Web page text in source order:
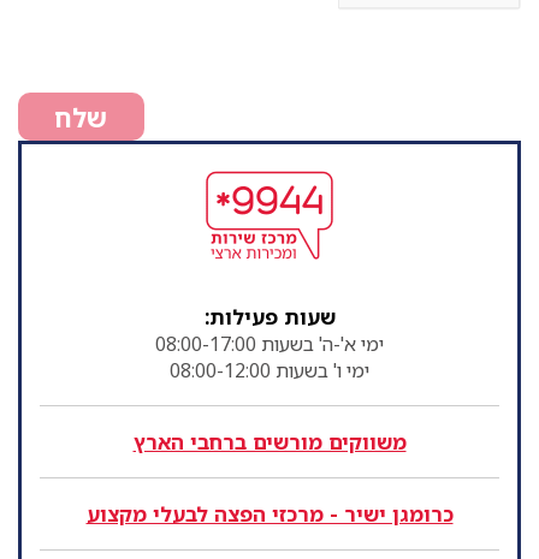
שלח
שעות פעילות:
ימי א'-ה' בשעות 08:00-17:00
ימי ו' בשעות 08:00-12:00
משווקים מורשים ברחבי הארץ
כרומגן ישיר - מרכזי הפצה לבעלי מקצוע